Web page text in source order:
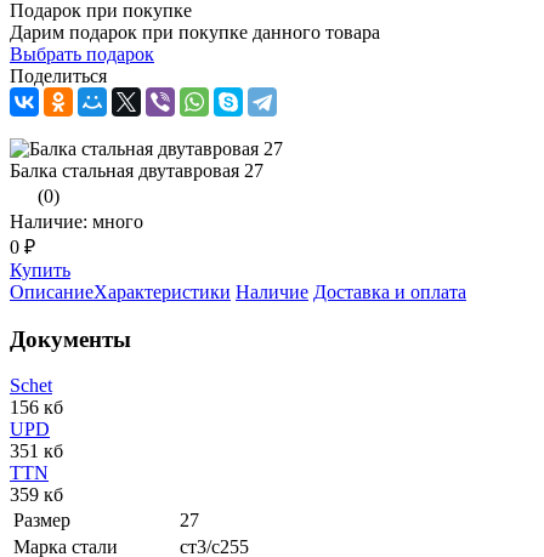
Подарок при покупке
Дарим подарок при покупке данного товара
Выбрать подарок
Поделиться
Балка стальная двутавровая 27
(0)
Наличие: много
0 ₽
Купить
ОписаниеХарактеристики Наличие Доставка и оплата
Документы
Schet
156 кб
UPD
351 кб
TTN
359 кб
Размер
27
Марка стали
ст3/с255